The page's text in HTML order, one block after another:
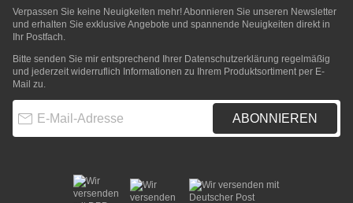
Verpassen Sie keine Neuigkeiten mehr! Abonnieren Sie unseren Newsletter
und erhalten Sie exklusive Angebote und spannende Neuigkeiten direkt in
Ihr Postfach.
Bitte senden Sie mir entsprechend Ihrer Datenschutzerklärung regelmäßig
und jederzeit widerruflich Informationen zu Ihrem Produktsortiment per E-
Mail zu.
ABONNIEREN